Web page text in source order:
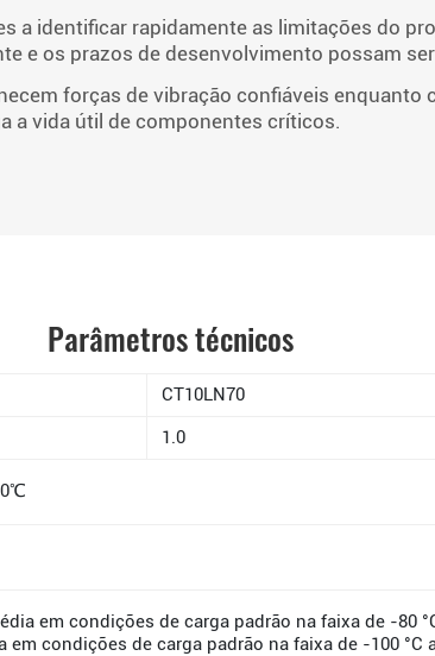
a identificar rapidamente as limitações do
e os prazos de desenvolvimento possam
forças de vibração confiáveis enquanto
a vida útil de componentes críticos.
Parâmetros técnicos
CT10LN70
1.0
em condições de carga padrão na faixa de -80
em condições de carga padrão na faixa de -100 °C